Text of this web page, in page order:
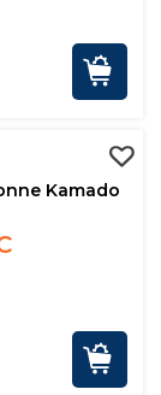
Kamado